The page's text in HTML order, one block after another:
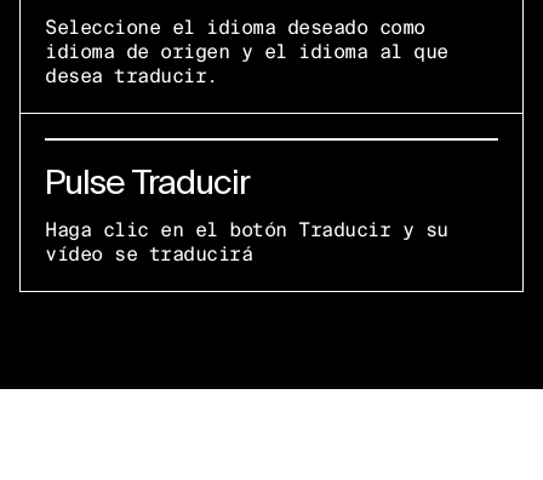
Seleccione el idioma deseado como
idioma de origen y el idioma al que
desea traducir.
Pulse Traducir
Haga clic en el botón Traducir y su
vídeo se traducirá